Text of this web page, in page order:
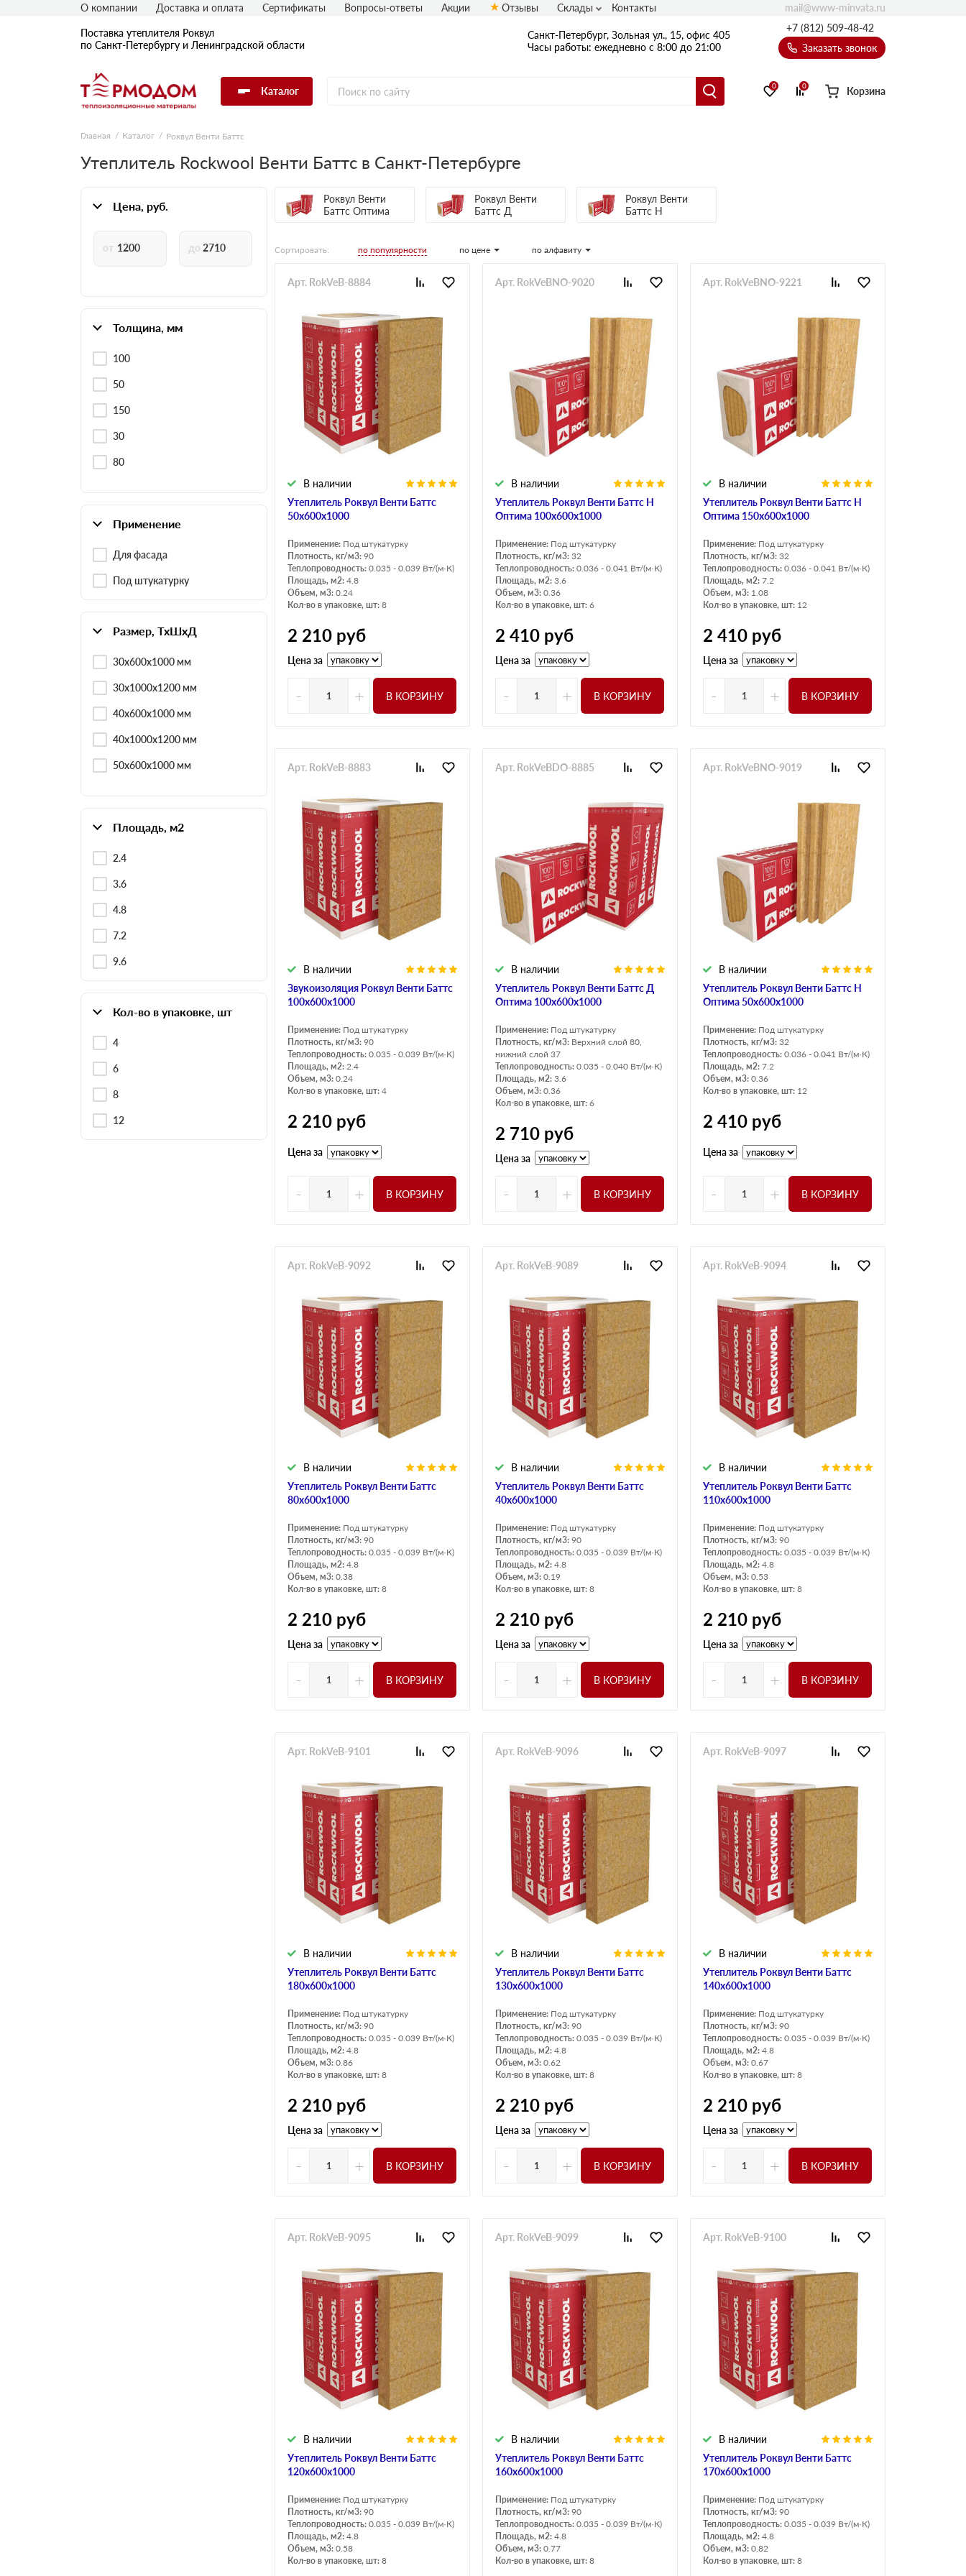
Поставка утеплителя Роквул
по Санкт-Петербургу и Ленинградской области
Санкт-Петербург, Зольная ул., 15, офис 405
Часы работы: ежедневно с 8:00 до 21:00
+7 (812) 509-48-42
Заказать звонок
Каталог 0 0 Корзина
О компании Доставка и оплата Сертификаты Вопросы-ответы Акции Отзывы Склады Контакты mail@www-minvata.ru
Главная Каталог Роквул Венти Баттс
Утеплитель Rockwool Венти Баттс в Санкт-Петербурге
Цена, руб.
Толщина, мм
100
50
150
30
80
Применение
Для фасада
Под штукатурку
Размер, ТхШхД
30х600х1000 мм
30х1000х1200 мм
40х600х1000 мм
40х1000х1200 мм
50х600х1000 мм
Площадь, м2
2.4
3.6
4.8
7.2
9.6
Кол-во в упаковке, шт
4
6
8
12
Роквул Венти
Баттс Оптима
Роквул Венти
Баттс Д
Роквул Венти
Баттс Н
Сортировать: по популярности по цене по алфавиту
Утеплитель Роквул Венти Баттс
50х600х1000
В наличии
Арт. RokVeB-8884
Применение: Под штукатурку
Плотность, кг/м3: 90
Теплопроводность: 0.035 - 0.039 Вт/(м·К)
Площадь, м2: 4.8
Объем, м3: 0.24
Кол-во в упаковке, шт: 8
2 210 руб
Цена за
- + В КОРЗИНУ
Утеплитель Роквул Венти Баттс Н
Оптима 100х600х1000
В наличии
Арт. RokVeBNO-9020
Применение: Под штукатурку
Плотность, кг/м3: 32
Теплопроводность: 0.036 - 0.041 Вт/(м·К)
Площадь, м2: 3.6
Объем, м3: 0.36
Кол-во в упаковке, шт: 6
2 410 руб
Цена за
- + В КОРЗИНУ
Утеплитель Роквул Венти Баттс Н
Оптима 150х600х1000
В наличии
Арт. RokVeBNO-9221
Применение: Под штукатурку
Плотность, кг/м3: 32
Теплопроводность: 0.036 - 0.041 Вт/(м·К)
Площадь, м2: 7.2
Объем, м3: 1.08
Кол-во в упаковке, шт: 12
2 410 руб
Цена за
- + В КОРЗИНУ
Звукоизоляция Роквул Венти Баттс
100х600х1000
В наличии
Арт. RokVeB-8883
Применение: Под штукатурку
Плотность, кг/м3: 90
Теплопроводность: 0.035 - 0.039 Вт/(м·К)
Площадь, м2: 2.4
Объем, м3: 0.24
Кол-во в упаковке, шт: 4
2 210 руб
Цена за
- + В КОРЗИНУ
Утеплитель Роквул Венти Баттс Д
Оптима 100х600х1000
В наличии
Арт. RokVeBDO-8885
Применение: Под штукатурку
Плотность, кг/м3: Верхний слой 80,
нижний слой 37
Теплопроводность: 0.035 - 0.040 Вт/(м·К)
Площадь, м2: 3.6
Объем, м3: 0.36
Кол-во в упаковке, шт: 6
2 710 руб
Цена за
- + В КОРЗИНУ
Утеплитель Роквул Венти Баттс Н
Оптима 50х600х1000
В наличии
Арт. RokVeBNO-9019
Применение: Под штукатурку
Плотность, кг/м3: 32
Теплопроводность: 0.036 - 0.041 Вт/(м·К)
Площадь, м2: 7.2
Объем, м3: 0.36
Кол-во в упаковке, шт: 12
2 410 руб
Цена за
- + В КОРЗИНУ
Утеплитель Роквул Венти Баттс
80х600х1000
В наличии
Арт. RokVeB-9092
Применение: Под штукатурку
Плотность, кг/м3: 90
Теплопроводность: 0.035 - 0.039 Вт/(м·К)
Площадь, м2: 4.8
Объем, м3: 0.38
Кол-во в упаковке, шт: 8
2 210 руб
Цена за
- + В КОРЗИНУ
Утеплитель Роквул Венти Баттс
40х600х1000
В наличии
Арт. RokVeB-9089
Применение: Под штукатурку
Плотность, кг/м3: 90
Теплопроводность: 0.035 - 0.039 Вт/(м·К)
Площадь, м2: 4.8
Объем, м3: 0.19
Кол-во в упаковке, шт: 8
2 210 руб
Цена за
- + В КОРЗИНУ
Утеплитель Роквул Венти Баттс
110х600х1000
В наличии
Арт. RokVeB-9094
Применение: Под штукатурку
Плотность, кг/м3: 90
Теплопроводность: 0.035 - 0.039 Вт/(м·К)
Площадь, м2: 4.8
Объем, м3: 0.53
Кол-во в упаковке, шт: 8
2 210 руб
Цена за
- + В КОРЗИНУ
Утеплитель Роквул Венти Баттс
180х600х1000
В наличии
Арт. RokVeB-9101
Применение: Под штукатурку
Плотность, кг/м3: 90
Теплопроводность: 0.035 - 0.039 Вт/(м·К)
Площадь, м2: 4.8
Объем, м3: 0.86
Кол-во в упаковке, шт: 8
2 210 руб
Цена за
- + В КОРЗИНУ
Утеплитель Роквул Венти Баттс
130х600х1000
В наличии
Арт. RokVeB-9096
Применение: Под штукатурку
Плотность, кг/м3: 90
Теплопроводность: 0.035 - 0.039 Вт/(м·К)
Площадь, м2: 4.8
Объем, м3: 0.62
Кол-во в упаковке, шт: 8
2 210 руб
Цена за
- + В КОРЗИНУ
Утеплитель Роквул Венти Баттс
140х600х1000
В наличии
Арт. RokVeB-9097
Применение: Под штукатурку
Плотность, кг/м3: 90
Теплопроводность: 0.035 - 0.039 Вт/(м·К)
Площадь, м2: 4.8
Объем, м3: 0.67
Кол-во в упаковке, шт: 8
2 210 руб
Цена за
- + В КОРЗИНУ
Утеплитель Роквул Венти Баттс
120х600х1000
В наличии
Арт. RokVeB-9095
Применение: Под штукатурку
Плотность, кг/м3: 90
Теплопроводность: 0.035 - 0.039 Вт/(м·К)
Площадь, м2: 4.8
Объем, м3: 0.58
Кол-во в упаковке, шт: 8
Утеплитель Роквул Венти Баттс
160х600х1000
В наличии
Арт. RokVeB-9099
Применение: Под штукатурку
Плотность, кг/м3: 90
Теплопроводность: 0.035 - 0.039 Вт/(м·К)
Площадь, м2: 4.8
Объем, м3: 0.77
Кол-во в упаковке, шт: 8
Утеплитель Роквул Венти Баттс
170х600х1000
В наличии
Арт. RokVeB-9100
Применение: Под штукатурку
Плотность, кг/м3: 90
Теплопроводность: 0.035 - 0.039 Вт/(м·К)
Площадь, м2: 4.8
Объем, м3: 0.82
Кол-во в упаковке, шт: 8